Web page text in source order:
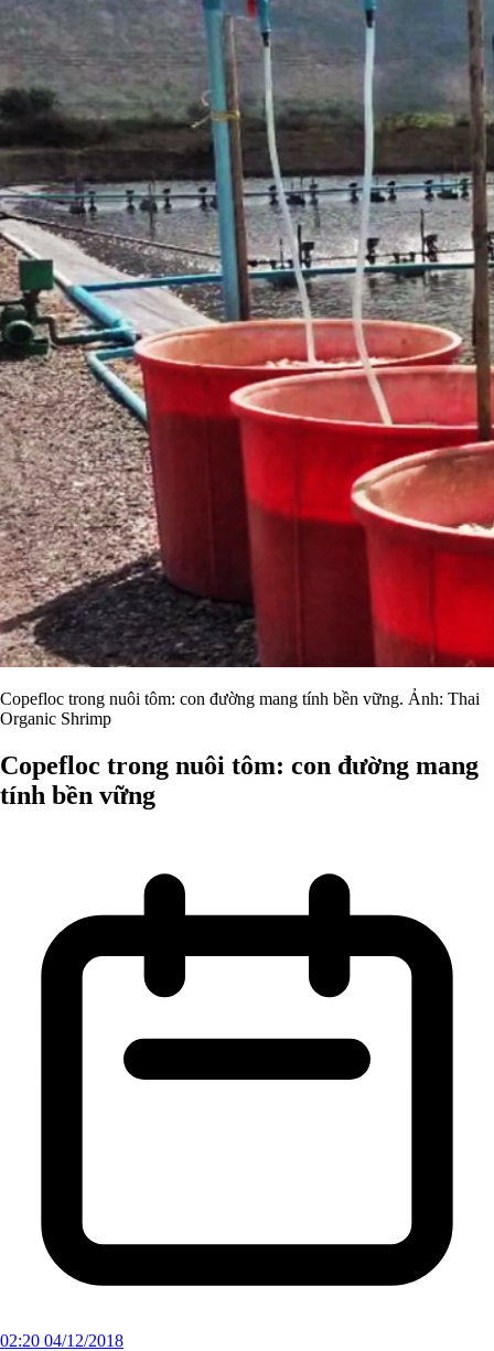
Copefloc trong nuôi tôm: con đường mang tính bền vững. Ảnh: Thai
Organic Shrimp
Copefloc trong nuôi tôm: con đường mang
tính bền vững
02:20 04/12/2018